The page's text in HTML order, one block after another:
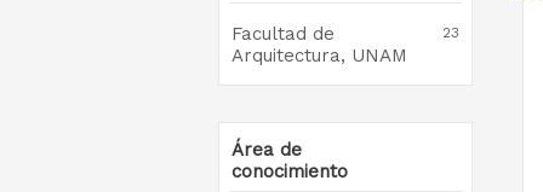
Facultad de
Arquitectura, UNAM
23
Área de
conocimiento